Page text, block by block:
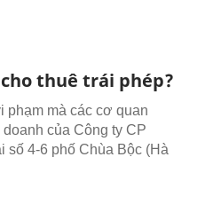
thuê trái phép?
phạm mà các cơ quan
của Công ty CP
số 4-6 phố Chùa Bộc (Hà